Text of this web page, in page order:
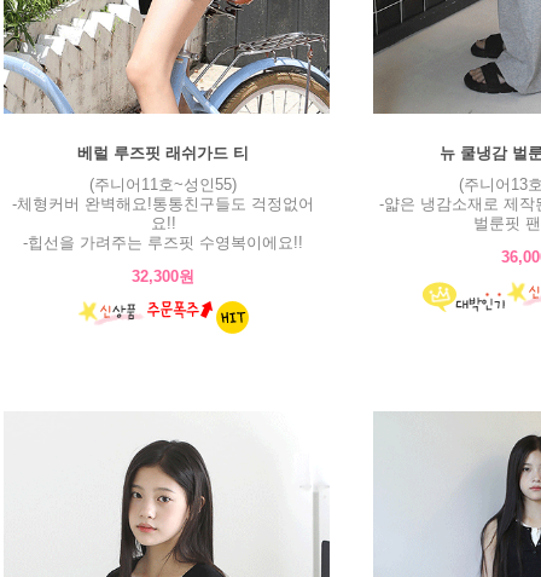
베럴 루즈핏 래쉬가드 티
(주니어11호~성인55)
-체형커버 완벽해요!통통친구들도 걱정없어
요!!
-힙선을 가려주는 루즈핏 수영복이에요!!
32,300원
뉴 쿨냉감 벌
(주니어13
-얇은 냉감소재로 제
벌룬핏